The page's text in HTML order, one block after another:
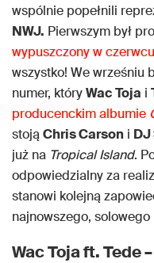
wspólnie popełnili
NWJ. Pierwszym był
wypuszczony w
wszystko! We wrześniu
numer, któryWac Toja i
producenckim albumie
stojąChris Carson i DJ
już na Tropical Island.
odpowiedzialny za
stanowi kolejną
najnowszego, solowego
Wac Toja ft. Tede –